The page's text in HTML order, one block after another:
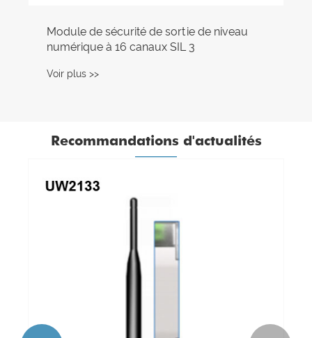
Module de sécurité de sortie de niveau
numérique à 16 canaux SIL 3
Voir plus >>
Recommandations d'actualités